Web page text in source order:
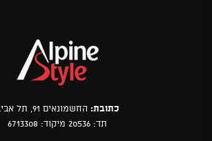
כתובת: החשמונאים 91, תל אביב
תד: 20536 מיקוד: 6713308